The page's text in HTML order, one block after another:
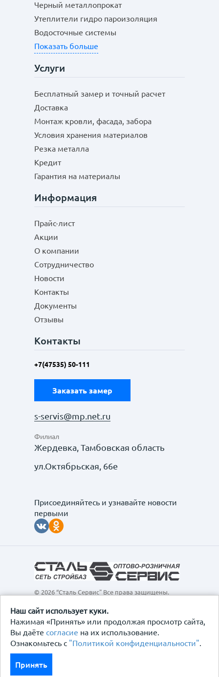
Наш сайт использует куки.
Нажимая «Принять» или продолжая просмотр сайта,
Вы даёте согласие на их использование.
Ознакомьтесь с "Политикой конфиденциальности".
Принять
Черный металлопрокат
Утеплители гидро пароизоляция
Водосточные системы
Показать больше
Услуги
Бесплатный замер и точный расчет
Доставка
Монтаж кровли, фасада, забора
Условия хранения материалов
Резка металла
Кредит
Гарантия на материалы
Информация
Прайс-лист
Акции
О компании
Сотрудничество
Новости
Контакты
Документы
Отзывы
Контакты
+7(47535) 50-111
Заказать замер
s-servis@mp.net.ru
Филиал
Жердевка, Тамбовская область
ул.Октябрьская, 66е
Присоединяйтесь и узнавайте новости
первыми
© 2026 “Сталь Сервис" Все права защищены.
интернет-сайт, а также вся информация о товарах и
ценах, предоставленная на нём, носит
исключительно информационный характер и ни при
каких условиях не является публичной офертой,
определяемой положениями Статьи 437
Договор-оферта